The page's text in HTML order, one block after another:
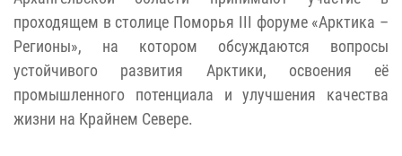
проходящем в столице Поморья III форуме «Арктика –
Регионы», на котором обсуждаются вопросы
устойчивого развития Арктики, освоения её
промышленного потенциала и улучшения качества
жизни на Крайнем Севере.